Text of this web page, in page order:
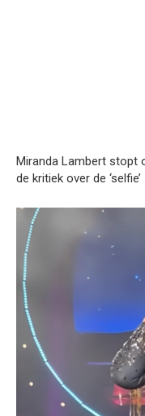
Miranda Lambert stopt
de kritiek over de ‘selfie’